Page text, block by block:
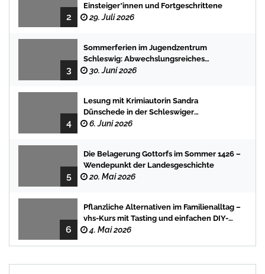
2
Einsteiger*innen und Fortgeschrittene
29. Juli 2026
3
Sommerferien im Jugendzentrum
Schleswig: Abwechslungsreiches
Programm für Kinder und Jugendliche
30. Juni 2026
4
Lesung mit Krimiautorin Sandra
Dünschede in der Schleswiger
Stadtbücherei
6. Juni 2026
5
Die Belagerung Gottorfs im Sommer 1426 –
Wendepunkt der Landesgeschichte
20. Mai 2026
6
Pflanzliche Alternativen im Familienalltag –
vhs-Kurs mit Tasting und einfachen DIY-
Rezepten
4. Mai 2026